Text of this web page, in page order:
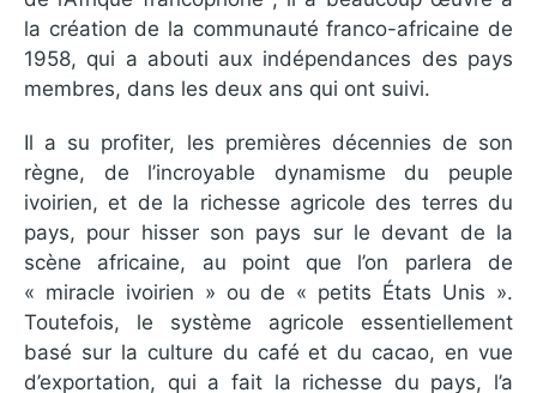
la création de la communauté franco-africaine de
1958, qui a abouti aux indépendances des pays
membres, dans les deux ans qui ont suivi.
Il a su profiter, les premières décennies de son
règne, de l’incroyable dynamisme du peuple
ivoirien, et de la richesse agricole des terres du
pays, pour hisser son pays sur le devant de la
scène africaine, au point que l’on parlera de
« miracle ivoirien » ou de « petits États Unis ».
Toutefois, le système agricole essentiellement
basé sur la culture du café et du cacao, en vue
d’exportation, qui a fait la richesse du pays, l’a